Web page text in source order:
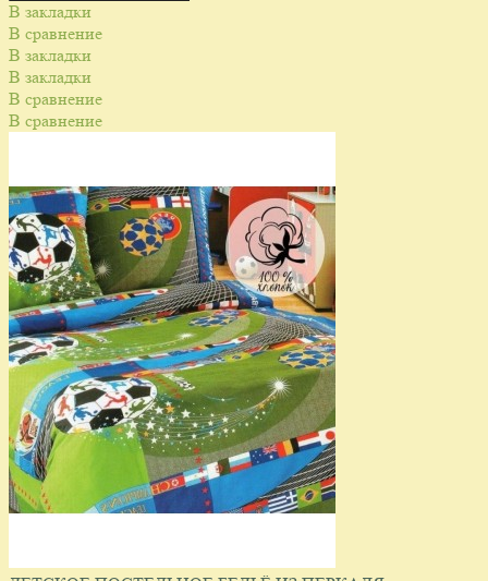
В закладки
В сравнение
В закладки
В закладки
В сравнение
В сравнение